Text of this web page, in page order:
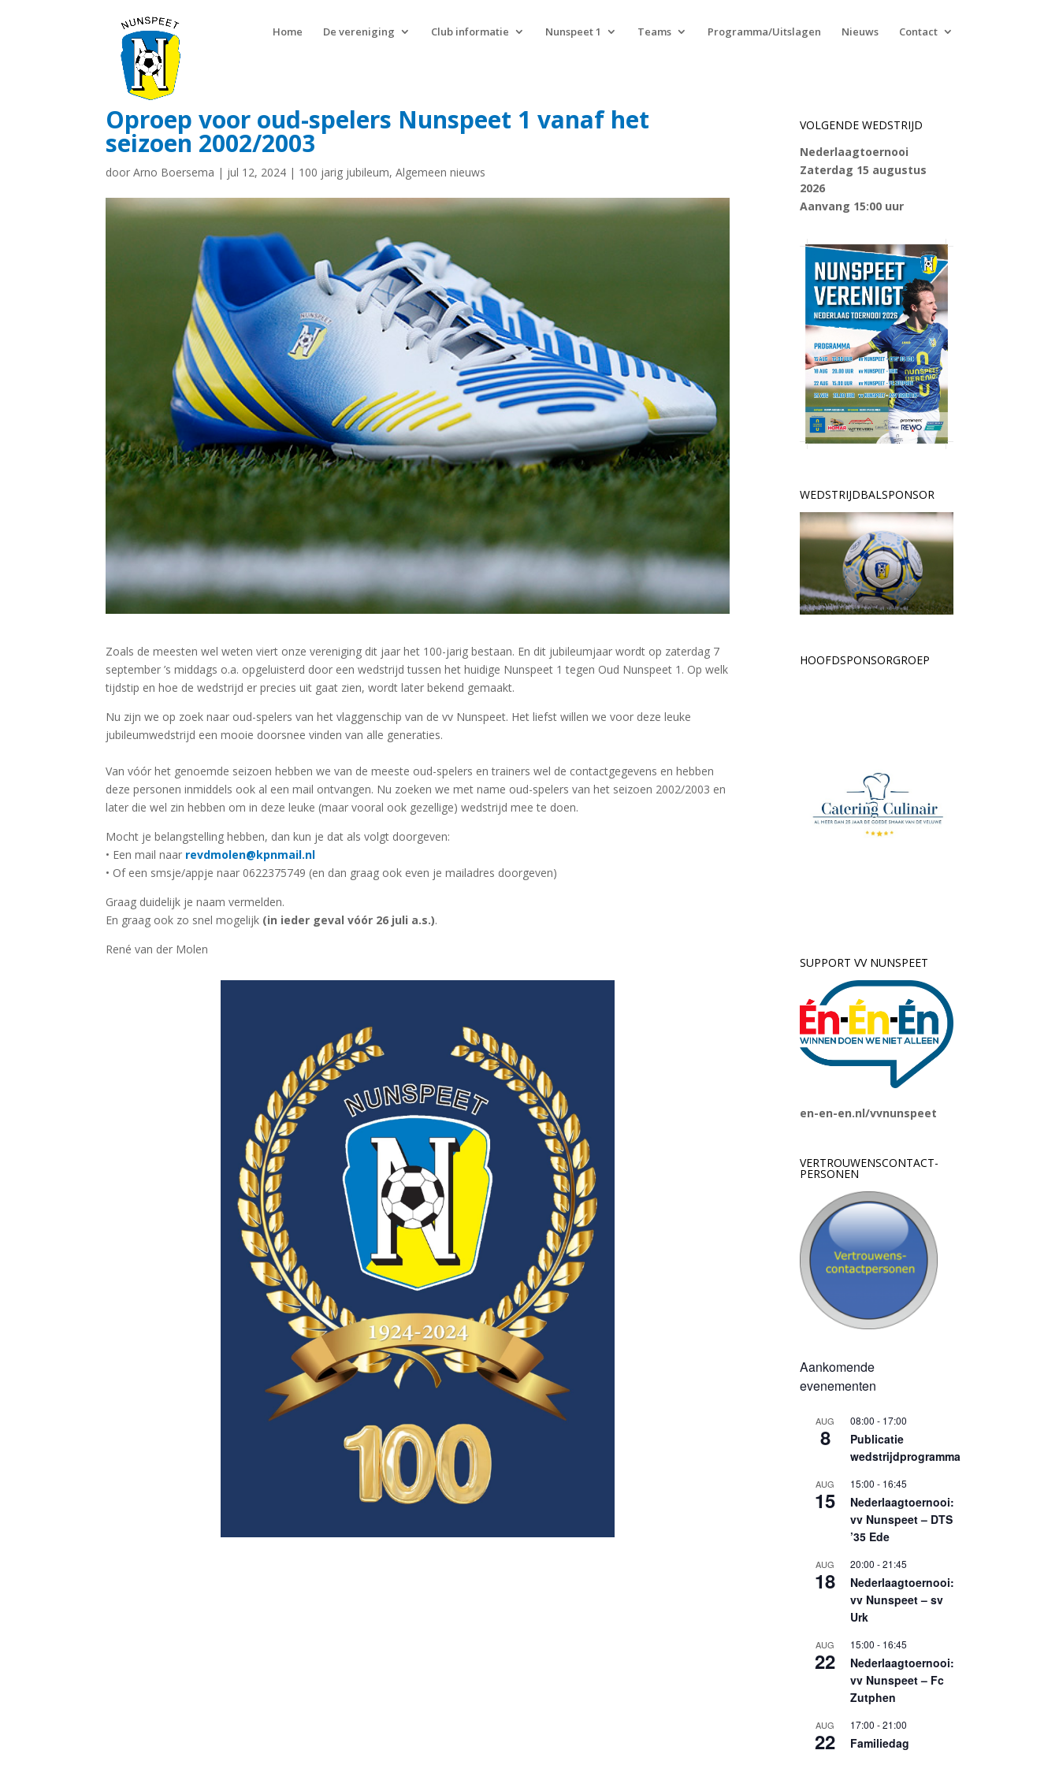
Home De vereniging Club informatie Nunspeet 1 Teams Programma/Uitslagen Nieuws Contact
Oproep voor oud-spelers Nunspeet 1 vanaf het
seizoen 2002/2003
doorArno Boersema | jul 12, 2024 | 100 jarig jubileum,Algemeen nieuws
Zoals de meesten wel weten viert onze vereniging dit jaar het 100-jarig bestaan. En dit jubileumjaar wordt op zaterdag 7
september ’s middags o.a. opgeluisterd door een wedstrijd tussen het huidige Nunspeet 1 tegen Oud Nunspeet 1. Op welk
tijdstip en hoe de wedstrijd er precies uit gaat zien, wordt later bekend gemaakt.
Nu zijn we op zoek naar oud-spelers van het vlaggenschip van de vv Nunspeet. Het liefst willen we voor deze leuke
jubileumwedstrijd een mooie doorsnee vinden van alle generaties.
Van vóór het genoemde seizoen hebben we van de meeste oud-spelers en trainers wel de contactgegevens en hebben
deze personen inmiddels ook al een mail ontvangen. Nu zoeken we met name oud-spelers van het seizoen 2002/2003 en
later die wel zin hebben om in deze leuke (maar vooral ook gezellige) wedstrijd mee te doen.
Mocht je belangstelling hebben, dan kun je dat als volgt doorgeven:
• Een mail naar revdmolen@kpnmail.nl
• Of een smsje/appje naar 0622375749 (en dan graag ook even je mailadres doorgeven)
Graag duidelijk je naam vermelden.
En graag ook zo snel mogelijk (in ieder geval vóór 26 juli a.s.).
René van der Molen
VOLGENDE WEDSTRIJD
Nederlaagtoernooi
Zaterdag 15 augustus
2026
Aanvang 15:00 uur
WEDSTRIJDBALSPONSOR
HOOFDSPONSORGROEP
SUPPORT VV NUNSPEET
en-en-en.nl/vvnunspeet
VERTROUWENSCONTACT-
PERSONEN
Aankomende
evenementen
AUG
8
08:00 - 17:00
Publicatie
wedstrijdprogramma
AUG
15
15:00 - 16:45
Nederlaagtoernooi:
vv Nunspeet – DTS
’35 Ede
AUG
18
20:00 -21:45
Nederlaagtoernooi:
vv Nunspeet – sv
Urk
AUG
22
15:00 - 16:45
Nederlaagtoernooi:
vv Nunspeet – Fc
Zutphen
AUG
22
17:00 -21:00
Familiedag